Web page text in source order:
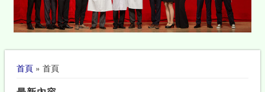
您在這裡
首頁» 首頁